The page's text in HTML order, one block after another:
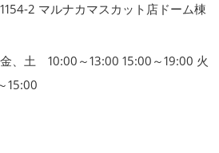
2 マルナカマスカット店ドーム棟
、土 10:00～13:00 15:00～19:00 火
15:00